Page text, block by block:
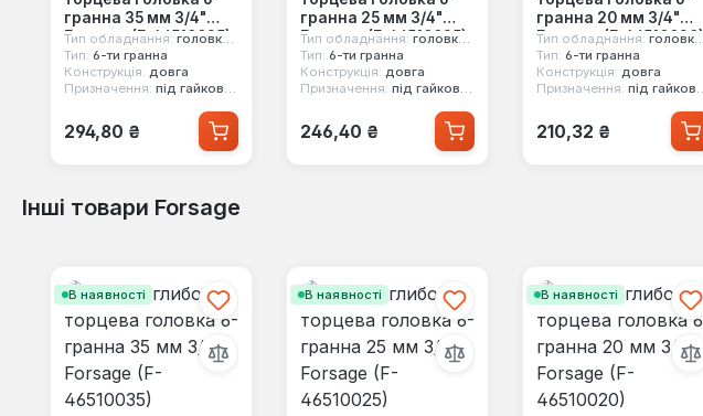
гранна 35 мм 3/4"
Forsage (F-46510035)
Тип обладнання: головка ударна
Тип: 6-ти гранна
Конструкція: довга
Призначення: під гайковерт
Звичайна ціна:
294,80 ₴
гранна 25 мм 3/4"
Forsage (F-46510025)
Тип обладнання: головка ударна
Тип: 6-ти гранна
Конструкція: довга
Призначення: під гайковерт
Звичайна ціна:
246,40 ₴
гранна 20 мм 3/4"
Forsage (F-46510020)
Тип обладнання: головка ударна
Тип: 6-ти гранна
Конструкція: довга
Призначення: під гайковерт
Звичайна ціна:
210,32 ₴
Інші товари Forsage
В наявності В наявності В наявності